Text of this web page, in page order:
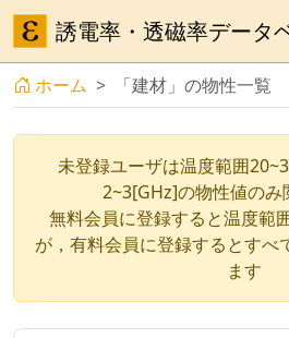
誘電率・透磁率データ
ホーム 「建材」の物性一覧
未登録ユーザは温度範囲
2~3[GHz]の物性値のみ
無料会員に登録すると温度範
が，有料会員に登録するとすべ
ます